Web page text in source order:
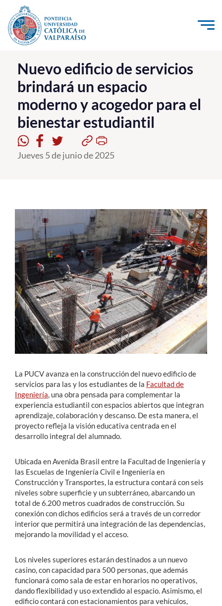
Click acá para ir directamente al contenido
La Universidad
Investigación, Creación e Innovación
PUCV Internacional
Vinculación con el Medio
Admisión
Formación Continua
Estudiantes
Académicos
Funcionarios
Alumni
English
Nuevo edificio de servicios
brindará un espacio
moderno y acogedor para el
bienestar estudiantil
Jueves 5 de junio de 2025
La PUCV avanza en la construcción del nuevo edificio de
servicios para las y los estudiantes de la Facultad de
Ingeniería , una obra pensada para complementar la
experiencia estudiantil con espacios abiertos que integran
aprendizaje, colaboración y descanso. De esta manera, el
proyecto refleja la visión educativa centrada en el
desarrollo integral del alumnado.
Ubicada en Avenida Brasil entre la Facultad de Ingeniería y
las Escuelas de Ingeniería Civil e Ingeniería en
Construcción y Transportes, la estructura contará con seis
niveles sobre superficie y un subterráneo, abarcando un
total de 6.200 metros cuadrados de construcción. Su
conexión con dichos edificios será a través de un corredor
interior que permitirá una integración de las dependencias,
mejorando la movilidad y el acceso.
Los niveles superiores estarán destinados a un nuevo
casino, con capacidad para 500 personas, que además
funcionará como sala de estar en horarios no operativos,
dando flexibilidad y uso extendido al espacio. Asimismo, el
edificio contará con estacionamientos para vehículos,